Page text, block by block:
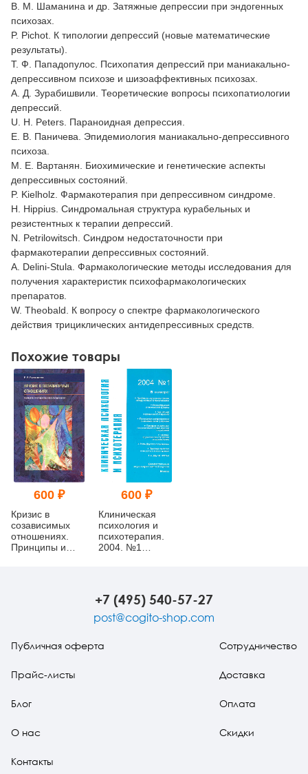
В. М. Шаманина и др. Затяжные депрессии при эндогенных
психозах.
P. Pichot. К типологии депрессий (новые математические
результаты).
Т. Ф. Пападопулос. Психопатия депрессий при маниакально-
депрессивном психозе и шизоаффективных психозах.
А. Д. Зурабишвили. Теоретические вопросы психопатиологии
депрессий.
U. H. Peters. Параноидная депрессия.
Е. В. Паничева. Эпидемиология маниакально-депрессивного
психоза.
М. Е. Вартанян. Биохимические и генетические аспекты
депрессивных состояний.
P. Kielholz. Фармакотерапия при депрессивном синдроме.
H. Hippius. Синдромальная структура курабельных и
резистентных к терапии депрессий.
N. Petrilowitsch. Синдром недостаточности при
фармакотерапии депрессивных состояний.
A. Delini-Stula. Фармакологические методы исследования для
получения характеристик психофармакологических
препаратов.
W. Theobald. К вопросу о спектре фармакологического
действия трициклических антидепрессивных средств.
Похожие товары
600 ₽
Кризис в
созависимых
отношениях.
Принципы и
600 ₽
Клиническая
психология и
психотерапия.
2004. №1
+7 (495) 540-57-27
post@cogito-shop.com
Публичная оферта
Прайс-листы
Блог
О нас
Контакты
Сотрудничество
Доставка
Оплата
Скидки